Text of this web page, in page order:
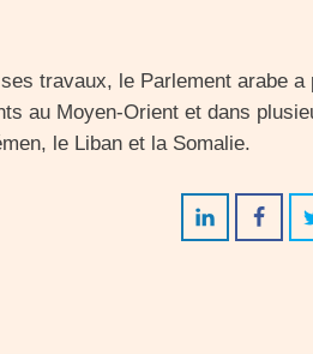
travaux, le Parlement arabe
au Moyen-Orient et dans
le Liban et la Somalie.